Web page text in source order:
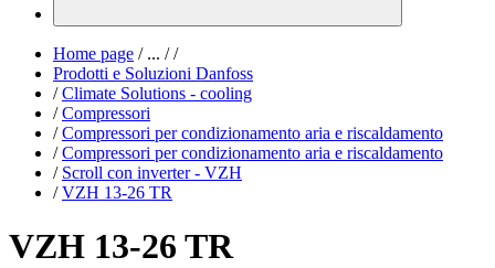
Home page /... / /
Prodotti e Soluzioni Danfoss
/ Climate Solutions - cooling
/ Compressori
/ Compressori per condizionamento aria e riscaldamento
/ Compressori per condizionamento aria e riscaldamento
/ Scroll con inverter - VZH
/ VZH 13-26 TR
VZH 13-26 TR